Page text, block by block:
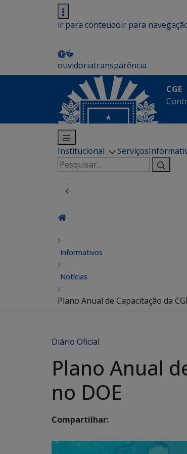
ir para conteúdoir para
ouvidoriatransparência
CGE
Institucional Serviços
Pesquisar
por:
Informativos
Notícias
Plano Anual de Capacitação da
Diário Oficial
Plano Anual
no DOE
Compartilhar: